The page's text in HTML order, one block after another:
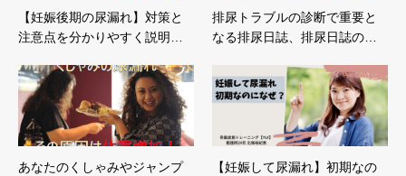
【妊娠後期の尿漏れ】対策と
注意点を分かりやすく説明…
排尿トラブルの診断で重要と
なる排尿日誌、排尿日誌の…
あなたのくしゃみやジャンプ
【妊娠して尿漏れ】初期なの